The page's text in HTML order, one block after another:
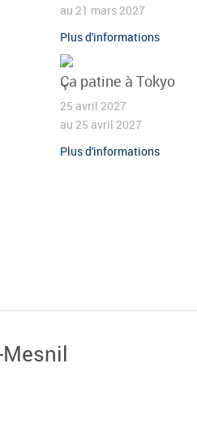
au 21 mars 2027
Plus d'informations
Ça patine à Tokyo
25 avril 2027
au 25 avril 2027
Plus d'informations